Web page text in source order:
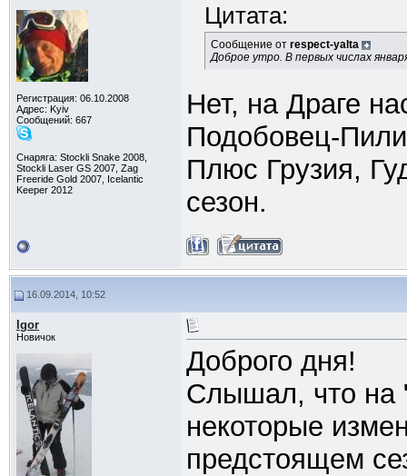
Регистрация: 06.10.2008
Адрес: Kyiv
Сообщений: 667
Снаряга: Stockli Snake 2008,
Stockli Laser GS 2007, Zag
Freeride Gold 2007, Icelantic
Keeper 2012
Цитата:
Сообщение от respect-yalta
Доброе утро. В первых числах
Нет, на Драге
Подобовец-
Плюс Грузия,
сезон.
16.09.2014, 10:52
Igor
Новичок
Доброго дня!
Слышал, что на
некоторые
предстоящем